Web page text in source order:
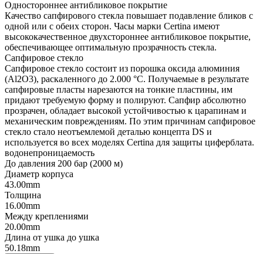
Одностороннее антибликовое покрытие
Качество сапфирового стекла повышает подавление бликов с
одной или с обеих сторон. Часы марки Certina имеют
высококачественное двухстороннее антибликовое покрытие,
обеспечивающее оптимальную прозрачность стекла.
Сапфировое стекло
Сапфировое стекло состоит из порошка оксида алюминия
(Al2O3), раскаленного до 2.000 °C. Получаемые в результате
сапфировые пласты нарезаются на тонкие пластины, им
придают требуемую форму и полируют. Сапфир абсолютно
прозрачен, обладает высокой устойчивостью к царапинам и
механическим повреждениям. По этим причинам сапфировое
стекло стало неотъемлемой деталью концепта DS и
используется во всех моделях Certina для защиты циферблата.
водонепроницаемость
До давления 200 бар (2000 м)
Диаметр корпуса
43.00mm
Толщина
16.00mm
Между креплениями
20.00mm
Длина от ушка до ушка
50.18mm